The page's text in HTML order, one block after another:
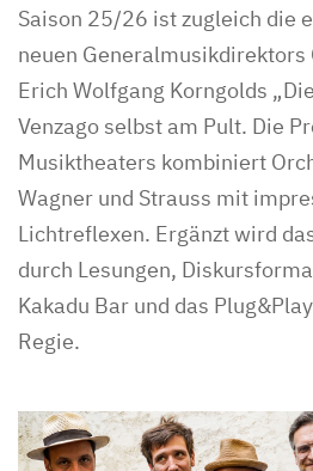
Saison 25/26 ist zugleich die
neuen Generalmusikdirektors
Erich Wolfgang Korngolds
Venzago selbst am Pult. Die
Musiktheaters kombiniert
Wagner und Strauss mit
Lichtreflexen. Ergänzt wird
durch Lesungen,
Kakadu Bar und das
Regie.